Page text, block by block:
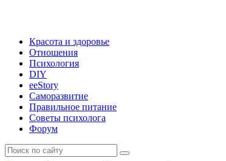
Красота и здоровье
Отношения
Психология
DIY
ееStory
Саморазвитие
Правильное питание
Советы психолога
Форум